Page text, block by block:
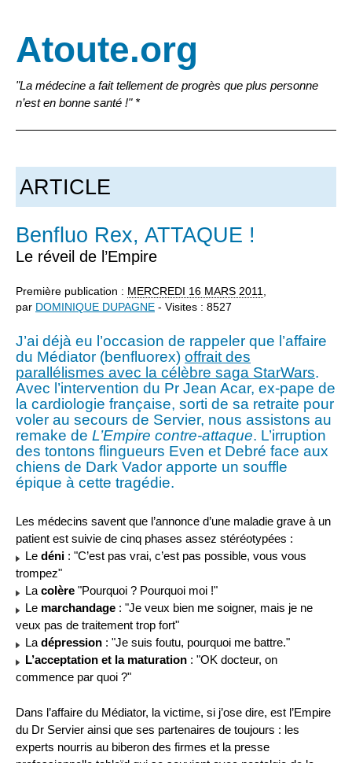
Atoute.org
"La médecine a fait tellement de progrès que plus personne
n’est en bonne santé !" *
ARTICLE
Benfluo Rex, ATTAQUE !
Le réveil de l’Empire
Première publication : MERCREDI 16 MARS 2011,
par DOMINIQUE DUPAGNE - Visites : 8527
J’ai déjà eu l’occasion de rappeler que l’affaire
du Médiator (benfluorex) offrait des
parallélismes avec la célèbre saga StarWars.
Avec l’intervention du Pr Jean Acar, ex-pape de
la cardiologie française, sorti de sa retraite pour
voler au secours de Servier, nous assistons au
remake de L’Empire contre-attaque. L’irruption
des tontons flingueurs Even et Debré face aux
chiens de Dark Vador apporte un souffle
épique à cette tragédie.
Les médecins savent que l’annonce d’une maladie grave à un
patient est suivie de cinq phases assez stéréotypées :
Le déni : "C’est pas vrai, c’est pas possible, vous vous
trompez"
La colère "Pourquoi ? Pourquoi moi !"
Le marchandage : "Je veux bien me soigner, mais je ne
veux pas de traitement trop fort"
La dépression : "Je suis foutu, pourquoi me battre."
L’acceptation et la maturation : "OK docteur, on
commence par quoi ?"
Dans l’affaire du Médiator, la victime, si j’ose dire, est l’Empire
du Dr Servier ainsi que ses partenaires de toujours : les
experts nourris au biberon des firmes et la presse